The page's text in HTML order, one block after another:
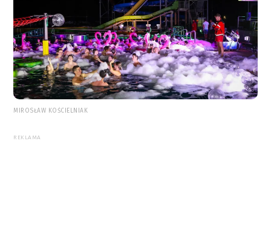
MIROSŁAW KOŚCIELNIAK
REKLAMA